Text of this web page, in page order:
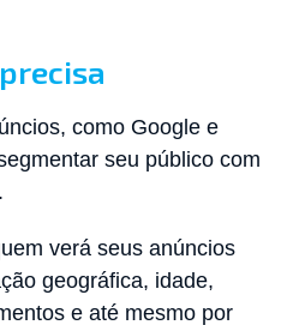
como Google e
seu público com
verá seus anúncios
geográfica, idade,
e até mesmo por